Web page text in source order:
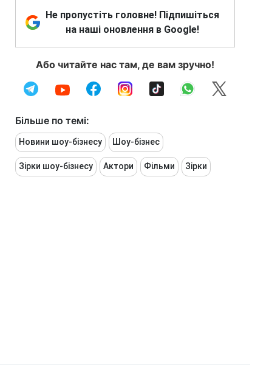
Не пропустіть головне! Підпишіться
на наші оновлення в Google!
Або читайте нас там, де вам зручно!
Більше по темі:
Новини шоу-бізнесу Шоу-бізнес
Зірки шоу-бізнесу Актори Фільми Зірки